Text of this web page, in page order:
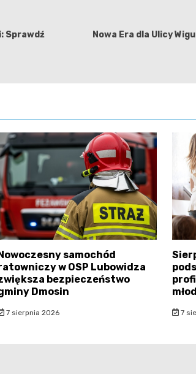
Sprawdź
Nowa Era dla Ulicy
samochód
w OSP Lubowidza
bezpieczeństwo
Dmosin
7 sierpnia 2026 7